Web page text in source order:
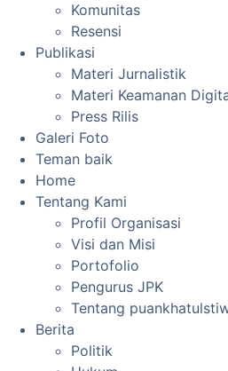
Komunitas
Resensi
Publikasi
Materi Jurnalistik
Materi Keamanan
Press Rilis
Galeri Foto
Teman baik
Home
Tentang Kami
Profil Organisasi
Visi dan Misi
Portofolio
Pengurus JPK
Tentang
Berita
Politik